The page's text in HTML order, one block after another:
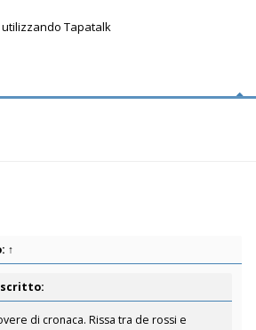
utilizzando Tapatalk
↑
scritto:
di cronaca. Rissa tra de rossi e